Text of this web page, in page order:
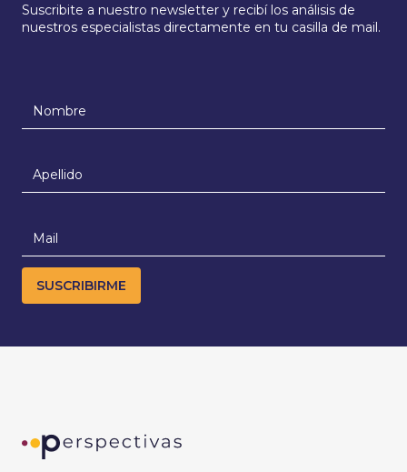
Suscribite a nuestro newsletter y recibí los análisis de
nuestros especialistas directamente en tu casilla de mail.